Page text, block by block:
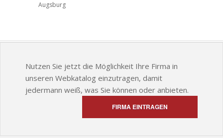
Augsburg
Nutzen Sie jetzt die Möglichkeit Ihre Firma in
unseren Webkatalog einzutragen, damit
jedermann weiß, was Sie können oder anbieten.
FIRMA EINTRAGEN